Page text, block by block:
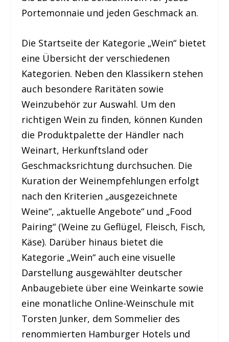
Portemonnaie und jeden Geschmack an.
Die Startseite der Kategorie „Wein“ bietet
eine Übersicht der verschiedenen
Kategorien. Neben den Klassikern stehen
auch besondere Raritäten sowie
Weinzubehör zur Auswahl. Um den
richtigen Wein zu finden, können Kunden
die Produktpalette der Händler nach
Weinart, Herkunftsland oder
Geschmacksrichtung durchsuchen. Die
Kuration der Weinempfehlungen erfolgt
nach den Kriterien „ausgezeichnete
Weine“, „aktuelle Angebote“ und „Food
Pairing“ (Weine zu Geflügel, Fleisch, Fisch,
Käse). Darüber hinaus bietet die
Kategorie „Wein“ auch eine visuelle
Darstellung ausgewählter deutscher
Anbaugebiete über eine Weinkarte sowie
eine monatliche Online-Weinschule mit
Torsten Junker, dem Sommelier des
renommierten Hamburger Hotels und